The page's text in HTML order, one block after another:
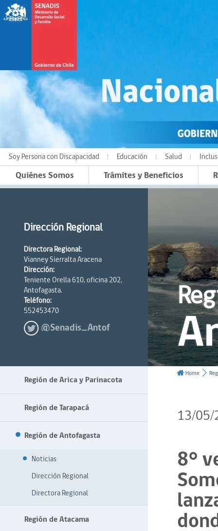
Soy Persona con Discapacidad Educación Salud
Quiénes Somos Trámites y Beneficios
Dirección Regional
Directora Regional:
Vianney Sierralta Aracena
Dirección:
Teniente Orella 610, oficina 202,
Antofagasta.
Teléfono:
552453470
@Senadis_Antof
Región de Arica y Parinacota
Región de Tarapacá
Región de Antofagasta
Noticias
Dirección Regional
Directora Regional
Región de Atacama
Home
13/
8°